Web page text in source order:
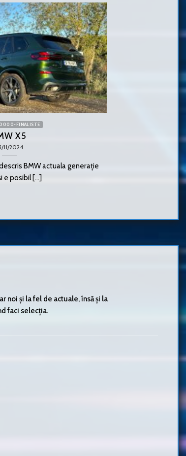
FINALISTE
X5
11/2024
BMW actuala generație
e posibil [...]
noi și la fel de actuale, însă și la
faci selecția.